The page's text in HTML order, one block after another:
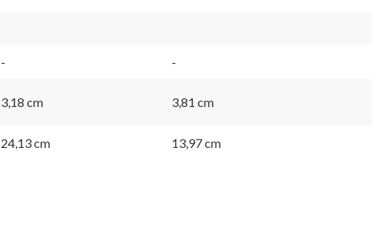
- -
3,18 cm 3,81 cm
24,13 cm 13,97 cm